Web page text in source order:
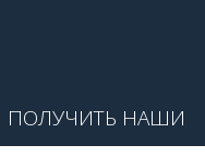
ПОЛУЧИТЬ НАШИ